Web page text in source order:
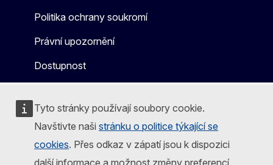
Tyto stránky používají soubory cookie.
Navštivte naši stránku o politice týkající se
cookies. Přes odkaz v zápatí jsou k dispozici
další informace a možnost změny preferencí.
Politika ochrany soukromí
Právní upozornění
Dostupnost